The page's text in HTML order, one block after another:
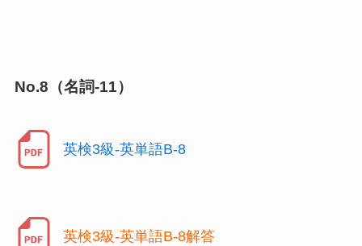
No.8（名詞-11）
英検3級-英単語B-8
英検3級-英単語B-8解答